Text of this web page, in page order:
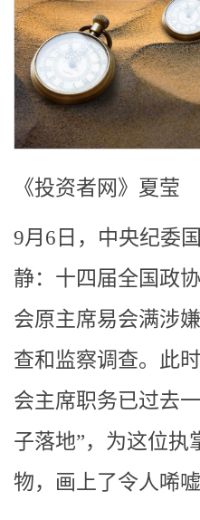
《投资者网》夏莹
9月6日，中央纪委
静：十四届全国政
会原主席易会满涉
查和监察调查。此
会主席职务已过去
子落地”，为这位执
物，画上了令人唏嘘